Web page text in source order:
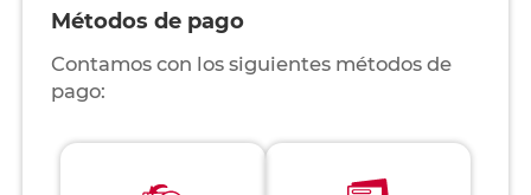
Métodos de pago
Contamos con los siguientes métodos de
pago: